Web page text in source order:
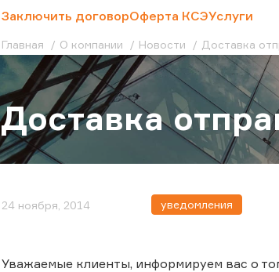
Заключить договорОферта КСЭУслуги
Главная О компании Новости Доставка
Доставка
24 ноября, 2014 уведомления
Уважаемые клиенты, информируем вас о